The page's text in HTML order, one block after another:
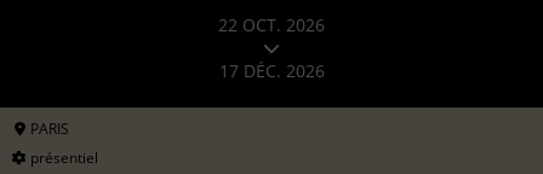
22 OCT. 2026
17 DÉC. 2026
PARIS
présentiel